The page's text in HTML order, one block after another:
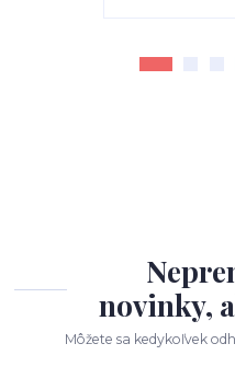
novinky,
Môžete sa kedykoľvek